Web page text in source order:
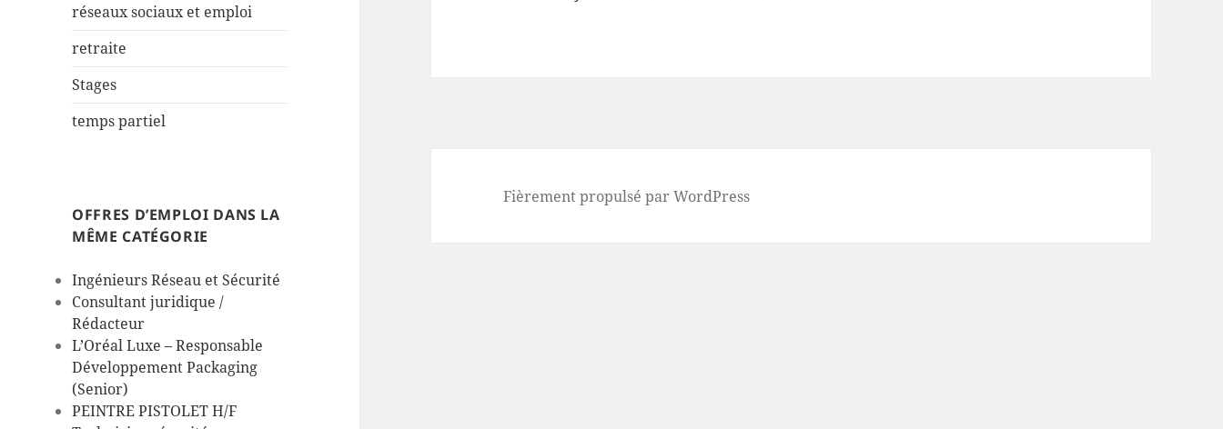
réseaux sociaux et emploi
retraite
Stages
temps partiel
OFFRES D’EMPLOI DANS LA
MÊME CATÉGORIE
Ingénieurs Réseau et Sécurité
Consultant juridique /
Rédacteur
L’Oréal Luxe – Responsable
Développement Packaging
(Senior)
PEINTRE PISTOLET H/F
Fièrement propulsé par WordPress